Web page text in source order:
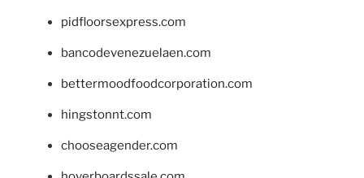
pidfloorsexpress.com
bancodevenezuelaen.com
bettermoodfoodcorporation.com
hingstonnt.com
chooseagender.com